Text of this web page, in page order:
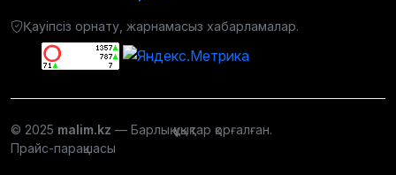
Қауіпсіз орнату, жарнамасыз хабарламалар.
© 2025 malim.kz — Барлық құқықтар қорғалған.
Прайс-парақшасы